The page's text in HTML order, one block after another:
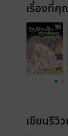
เรื่องที่คุ
เขียนรีวิ